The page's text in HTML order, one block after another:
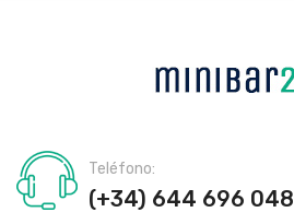
Teléfono:
(+34) 644 696 048